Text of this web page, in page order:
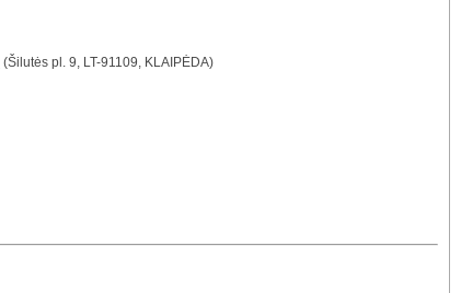
(Šilutės pl. 9, LT-91109, KLAIPĖDA)